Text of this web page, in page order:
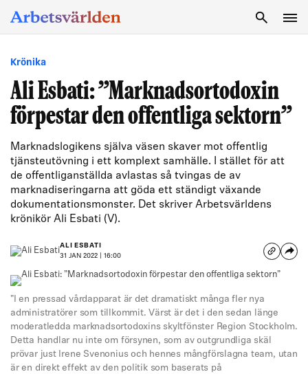
Krönika
Ali Esbati: ”Marknadsortodoxin
förpestar den offentliga sektorn”
Marknadslogikens själva väsen skaver mot offentlig
tjänsteutövning i ett komplext samhälle. I stället för att
de offentliganställda avlastas så tvingas de av
marknadiseringarna att göda ett ständigt växande
dokumentationsmonster. Det skriver Arbetsvärldens
krönikör Ali Esbati (V).
ALI ESBATI
31 JAN 2022 | 16:00
"I en pressad vårdapparat är det dramatiskt många fler nya
administratörer som tillkommit. Värst är det i den sedan länge
moderatledda marknadsortodoxins skyltfönster Region Stockholm.
Detta handlar nu inte om försynen, som av outgrundliga skäl
prövar just Irene Svenonius och hennes mångförslagna team, utan
är en direkt effekt av den politik som baserats på